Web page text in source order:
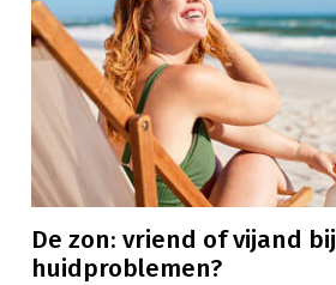
De zon: vriend of vijand bij
huidproblemen?